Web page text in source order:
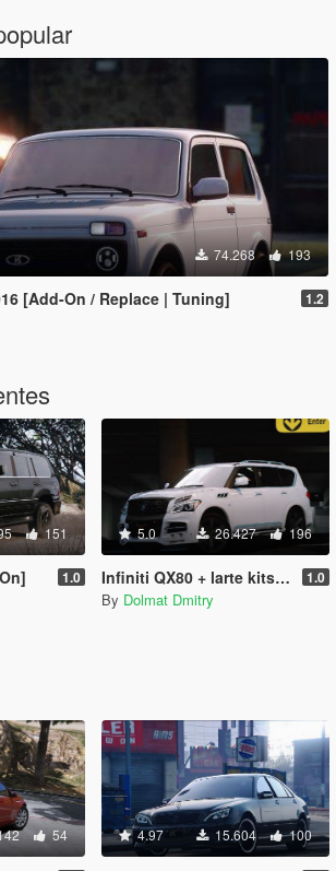
74.268 193
[Add-On / Replace | Tuning] 1.2
151
1.0
5.0 26.427 196
Infiniti QX80 + larte kits [Add-On | Tuning | Wheels] 1.0
By Dolmat Dmitry
54 4.97 15.604 100